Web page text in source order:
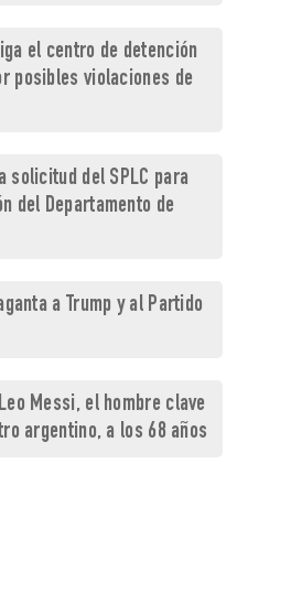
el centro de detención
posibles violaciones de
solicitud del SPLC para
del Departamento de
a Trump y al Partido
Messi, el hombre clave
argentino, a los 68 años